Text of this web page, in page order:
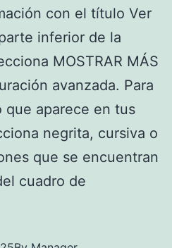
con el título Ver
inferior de la
MOSTRAR MÁS
avanzada. Para
aparece en tus
negrita, cursiva o
que se encuentran
cuadro de